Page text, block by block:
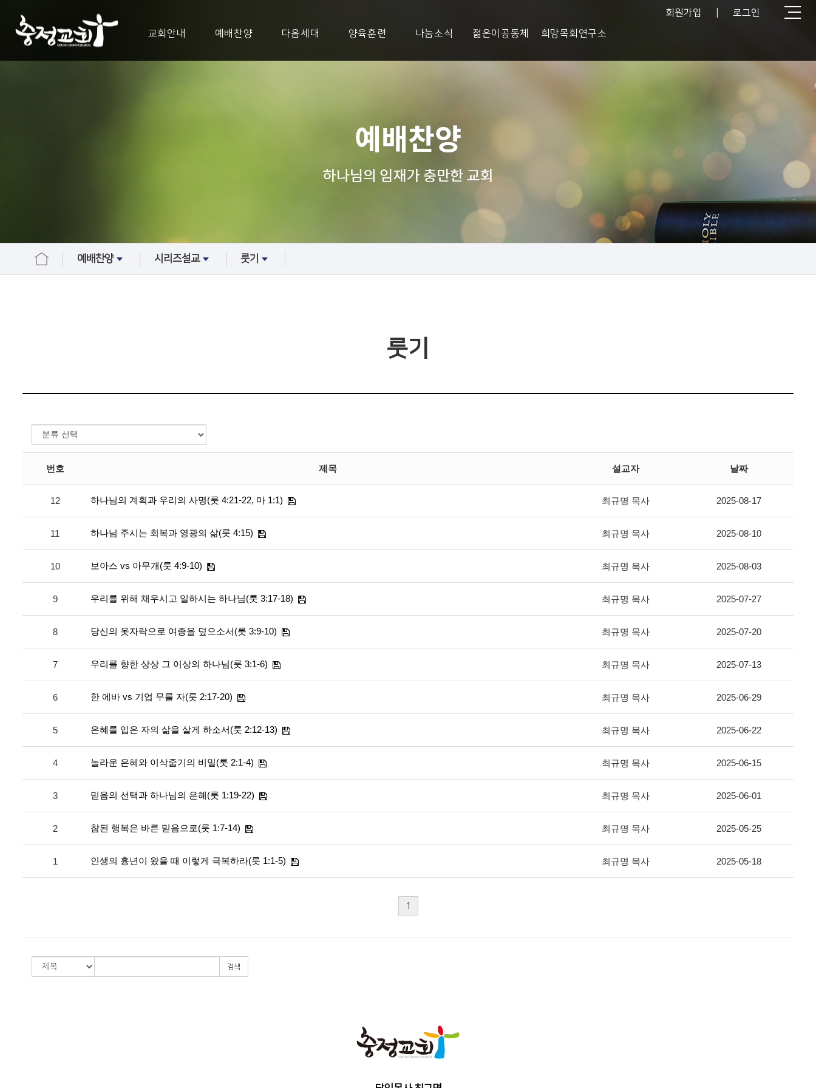
교회안내 예배찬양 다음세대 양육훈련 나눔소식 젊은이공동체 희망목회연구소
회원가입 로그인
예배찬양 시리즈설교 룻기
룻기
번호 제목 설교자 날짜
12 하나님의 계획과 우리의 사명(룻 4:21-22, 마 1:1) 최규명 목사 2025-08-17
11 하나님 주시는 회복과 영광의 삶(룻 4:15) 최규명 목사 2025-08-10
10 보아스 vs 아무개(룻 4:9-10) 최규명 목사 2025-08-03
9 우리를 위해 채우시고 일하시는 하나님(룻 3:17-18) 최규명 목사 2025-07-27
8 당신의 옷자락으로 여종을 덮으소서(룻 3:9-10) 최규명 목사 2025-07-20
7 우리를 향한 상상 그 이상의 하나님(룻 3:1-6) 최규명 목사 2025-07-13
6 한 에바 vs 기업 무를 자(룻 2:17-20) 최규명 목사 2025-06-29
5 은혜를 입은 자의 삶을 살게 하소서(룻 2:12-13) 최규명 목사 2025-06-22
4 놀라운 은혜와 이삭줍기의 비밀(룻 2:1-4) 최규명 목사 2025-06-15
3 믿음의 선택과 하나님의 은혜(룻 1:19-22) 최규명 목사 2025-06-01
2 참된 행복은 바른 믿음으로(룻 1:7-14) 최규명 목사 2025-05-25
1 인생의 흉년이 왔을 때 이렇게 극복하라(룻 1:1-5) 최규명 목사 2025-05-18
1
검색